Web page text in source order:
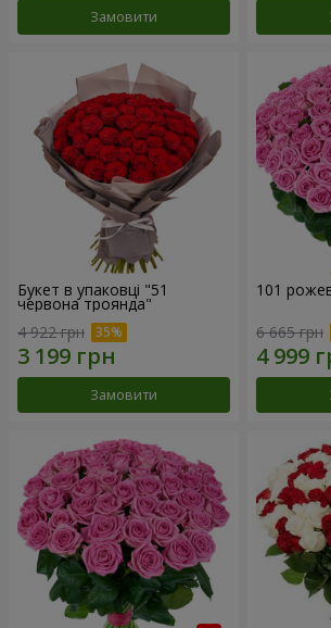
Замовити
Букет в упаковці "51
червона троянда"
4 922 грн
Замовити
101
6 665 грн